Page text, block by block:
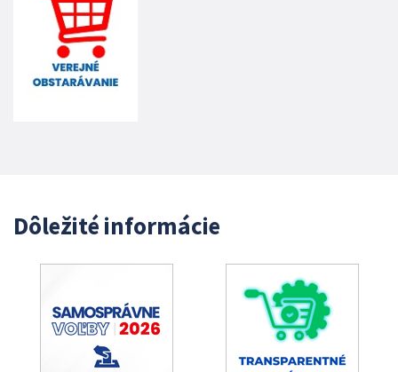
Dôležité informácie